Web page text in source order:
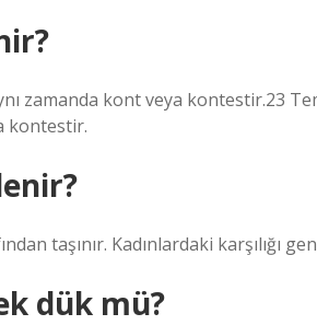
zamanda kont veya kontestir.23
kontestir.
taşınır. Kadınlardaki karşılığı
dük mü?